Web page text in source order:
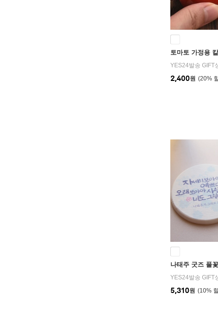
토마토 가정용
YES24발송 GIFT
20%
2,400원
나태주 굿즈 풀
YES24발송 GIFT
10%
5,310원